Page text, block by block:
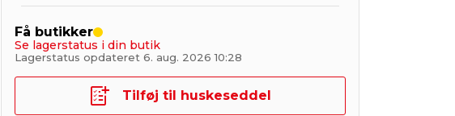
Få butikker
Se lagerstatus i din butik
Lagerstatus opdateret 6. aug. 2026 10:28
Tilføj til huskeseddel